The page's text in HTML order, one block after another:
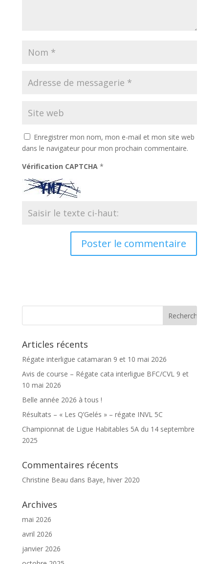
Enregistrer mon nom, mon e-mail et mon site web
dans le navigateur pour mon prochain commentaire.
Vérification CAPTCHA *
Articles récents
Régate interligue catamaran 9 et 10 mai 2026
Avis de course – Régate cata interligue BFC/CVL 9 et
10 mai 2026
Belle année 2026 à tous !
Résultats – « Les Q’Gelés » – régate INVL 5C
Championnat de Ligue Habitables 5A du 14 septembre
2025
Commentaires récents
Christine Beau dans Baye, hiver 2020
Archives
mai 2026
avril 2026
janvier 2026